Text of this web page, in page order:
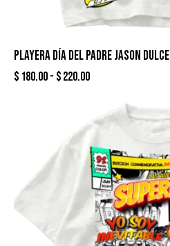
PLAYERA DÍA DEL PADRE JASON DULCE
$ 180.00- $220.00